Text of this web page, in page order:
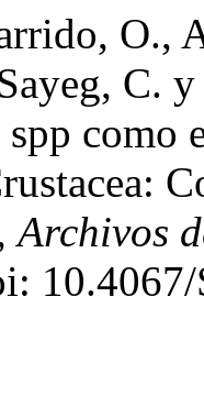
O.,
C.
como
Archivos